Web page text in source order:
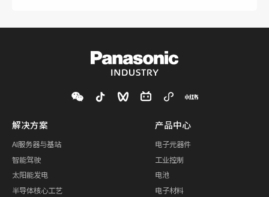
解决方案
AI服务器与基站
智能驾驶
太阳能发电
半导体核心工艺
产品中心
电子元器件
工业控制
电池
电子材料